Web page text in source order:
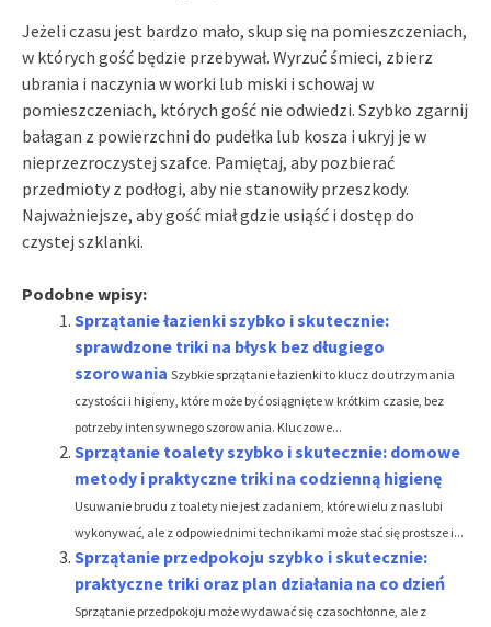
Jeżeli czasu jest bardzo mało, skup się na pomieszczeniach,
w których gość będzie przebywał. Wyrzuć śmieci, zbierz
ubrania i naczynia w worki lub miski i schowaj w
pomieszczeniach, których gość nie odwiedzi. Szybko zgarnij
bałagan z powierzchni do pudełka lub kosza i ukryj je w
nieprzezroczystej szafce. Pamiętaj, aby pozbierać
przedmioty z podłogi, aby nie stanowiły przeszkody.
Najważniejsze, aby gość miał gdzie usiąść i dostęp do
czystej szklanki.
Podobne wpisy:
Sprzątanie łazienki szybko i skutecznie:
sprawdzone triki na błysk bez długiego
szorowania Szybkie sprzątanie łazienki to klucz do utrzymania
czystości i higieny, które może być osiągnięte w krótkim czasie, bez
potrzeby intensywnego szorowania. Kluczowe...
Sprzątanie toalety szybko i skutecznie: domowe
metody i praktyczne triki na codzienną higienę
Usuwanie brudu z toalety nie jest zadaniem, które wielu z nas lubi
wykonywać, ale z odpowiednimi technikami może stać się prostsze i...
Sprzątanie przedpokoju szybko i skutecznie:
praktyczne triki oraz plan działania na co dzień
Sprzątanie przedpokoju może wydawać się czasochłonne, ale z